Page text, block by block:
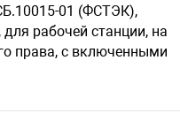
01 (ФСТЭК),
рабочей станции, на
права, с включенными